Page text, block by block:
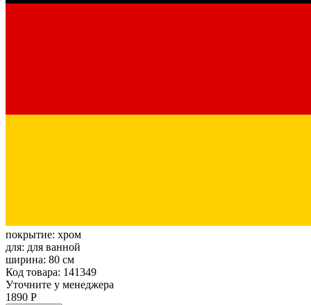
покрытие: хром
для: для ванной
ширина: 80 см
Код товара: 141349
Уточните у менеджера
1890 Р